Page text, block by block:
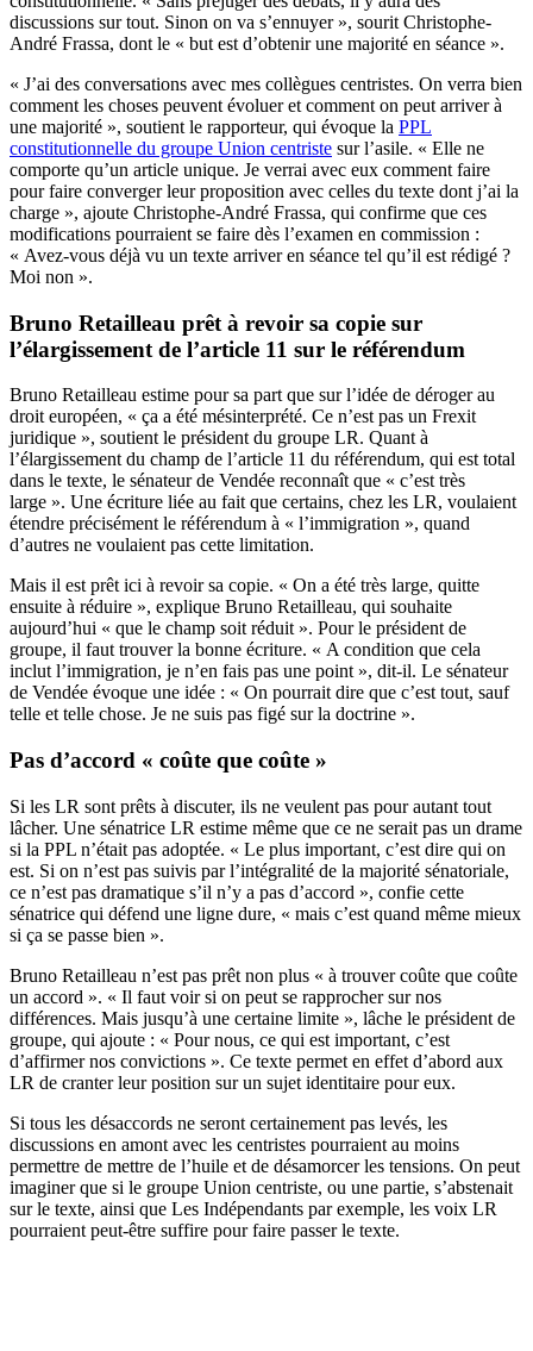
discussions sur tout. Sinon on va s’ennuyer », sourit Christophe-
André Frassa, dont le « but est d’obtenir une majorité en séance ».
« J’ai des conversations avec mes collègues centristes. On verra bien
comment les choses peuvent évoluer et comment on peut arriver à
une majorité », soutient le rapporteur, qui évoque la PPL
constitutionnelle du groupe Union centriste sur l’asile. « Elle ne
comporte qu’un article unique. Je verrai avec eux comment faire
pour faire converger leur proposition avec celles du texte dont j’ai la
charge », ajoute Christophe-André Frassa, qui confirme que ces
modifications pourraient se faire dès l’examen en commission :
« Avez-vous déjà vu un texte arriver en séance tel qu’il est rédigé ?
Moi non ».
Bruno Retailleau prêt à revoir sa copie sur
l’élargissement de l’article 11 sur le référendum
Bruno Retailleau estime pour sa part que sur l’idée de déroger au
droit européen, « ça a été mésinterprété. Ce n’est pas un Frexit
juridique », soutient le président du groupe LR. Quant à
l’élargissement du champ de l’article 11 du référendum, qui est total
dans le texte, le sénateur de Vendée reconnaît que « c’est très
large ». Une écriture liée au fait que certains, chez les LR, voulaient
étendre précisément le référendum à « l’immigration », quand
d’autres ne voulaient pas cette limitation.
Mais il est prêt ici à revoir sa copie. « On a été très large, quitte
ensuite à réduire », explique Bruno Retailleau, qui souhaite
aujourd’hui « que le champ soit réduit ». Pour le président de
groupe, il faut trouver la bonne écriture. « A condition que cela
inclut l’immigration, je n’en fais pas une point », dit-il. Le sénateur
de Vendée évoque une idée : « On pourrait dire que c’est tout, sauf
telle et telle chose. Je ne suis pas figé sur la doctrine ».
Pas d’accord « coûte que coûte »
Si les LR sont prêts à discuter, ils ne veulent pas pour autant tout
lâcher. Une sénatrice LR estime même que ce ne serait pas un drame
si la PPL n’était pas adoptée. « Le plus important, c’est dire qui on
est. Si on n’est pas suivis par l’intégralité de la majorité sénatoriale,
ce n’est pas dramatique s’il n’y a pas d’accord », confie cette
sénatrice qui défend une ligne dure, « mais c’est quand même mieux
si ça se passe bien ».
Bruno Retailleau n’est pas prêt non plus « à trouver coûte que coûte
un accord ». « Il faut voir si on peut se rapprocher sur nos
différences. Mais jusqu’à une certaine limite », lâche le président de
groupe, qui ajoute : « Pour nous, ce qui est important, c’est
d’affirmer nos convictions ». Ce texte permet en effet d’abord aux
LR de cranter leur position sur un sujet identitaire pour eux.
Si tous les désaccords ne seront certainement pas levés, les
discussions en amont avec les centristes pourraient au moins
permettre de mettre de l’huile et de désamorcer les tensions. On peut
imaginer que si le groupe Union centriste, ou une partie, s’abstenait
sur le texte, ainsi que Les Indépendants par exemple, les voix LR
pourraient peut-être suffire pour faire passer le texte.